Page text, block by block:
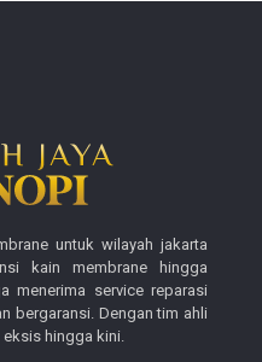
untuk wilayah jakarta
kain membrane hingga
menerima service reparasi
bergaransi. Dengan tim ahli
hingga kini.